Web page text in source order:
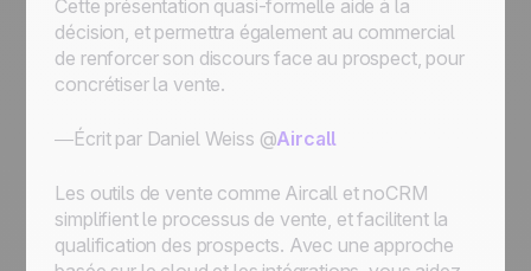
Cette présentation quasi-formelle aide à la
décision, et permettra également au commercial
de renforcer son discours face au prospect, pour
concrétiser la vente.
—Écrit par Daniel Weiss @Aircall
Les outils de vente comme Aircall et noCRM
simplifient le processus de vente, et facilitent la
qualification des prospects. Avec une approche